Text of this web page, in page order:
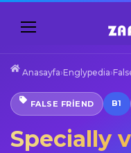
Anasayfa›Englypedia›
FALSE FRIEND B1
Specially